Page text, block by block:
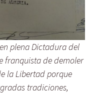
plena Dictadura del
franquista de demoler
la Libertad porque
tradiciones,